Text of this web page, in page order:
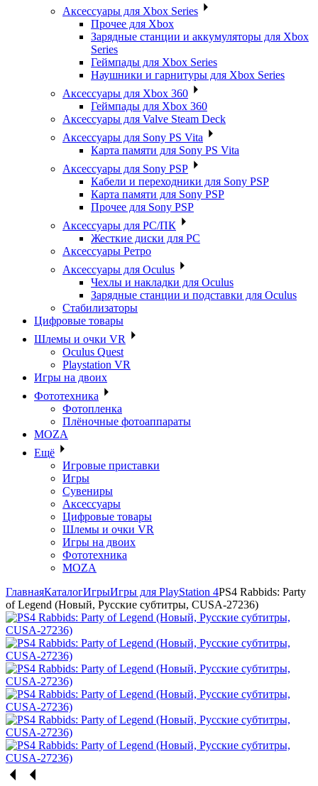
Аксессуары для Xbox Series
Прочее для Xbox
Зарядные станции и аккумуляторы для Xbox
Series
Геймпады для Xbox Series
Наушники и гарнитуры для Xbox Series
Аксессуары для Xbox 360
Геймпады для Xbox 360
Аксессуары для Valve Steam Deck
Аксессуары для Sony PS Vita
Карта памяти для Sony PS Vita
Аксессуары для Sony PSP
Кабели и переходники для Sony PSP
Карта памяти для Sony PSP
Прочее для Sony PSP
Аксессуары для PC/ПК
Жесткие диски для PC
Аксессуары Ретро
Аксессуары для Oculus
Чехлы и накладки для Oculus
Зарядные станции и подставки для Oculus
Стабилизаторы
Цифровые товары
Шлемы и очки VR
Oculus Quest
Playstation VR
Игры на двоих
Фототехника
Фотопленка
Плёночные фотоаппараты
MOZA
Ещё
Игровые приставки
Игры
Сувениры
Аксессуары
Цифровые товары
Шлемы и очки VR
Игры на двоих
Фототехника
MOZA
ГлавнаяКаталогИгрыИгры для PlayStation 4PS4 Rabbids: Party
of Legend (Новый, Русские субтитры, CUSA-27236)